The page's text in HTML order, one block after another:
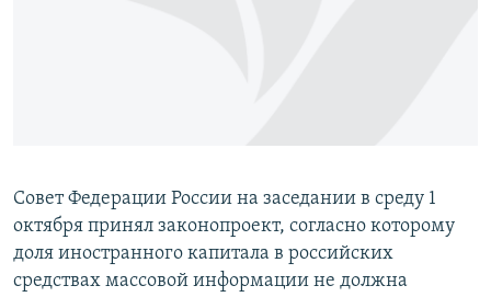
Совет Федерации России на заседании в среду 1
октября принял законопроект, согласно которому
доля иностранного капитала в российских
средствах массовой информации не должна